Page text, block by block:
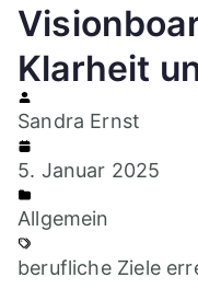
Klarheit
Sandra Ernst
5. Januar 2025
Allgemein
berufliche Ziele